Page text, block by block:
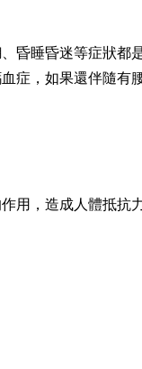
昏睡昏迷等症狀都
症，如果還伴隨有
用，造成人體抵抗